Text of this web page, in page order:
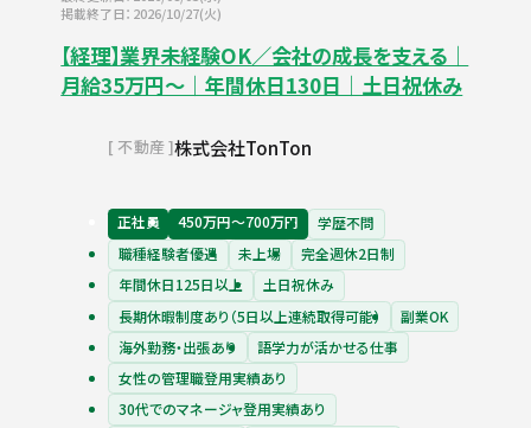
掲載終了日：2026/10/27(火)
【経理】業界未経験OK／会社の成長を支える｜
月給35万円～｜年間休日130日｜土日祝休み
不動産 株式会社TonTon
正社員 450万円〜700万円
学歴不問
職種経験者優遇
未上場
完全週休2日制
年間休日125日以上
土日祝休み
長期休暇制度あり（5日以上連続取得可能）
副業OK
海外勤務・出張あり
語学力が活かせる仕事
女性の管理職登用実績あり
30代でのマネージャ登用実績あり